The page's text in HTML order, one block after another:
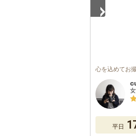
心を込めてお
平日